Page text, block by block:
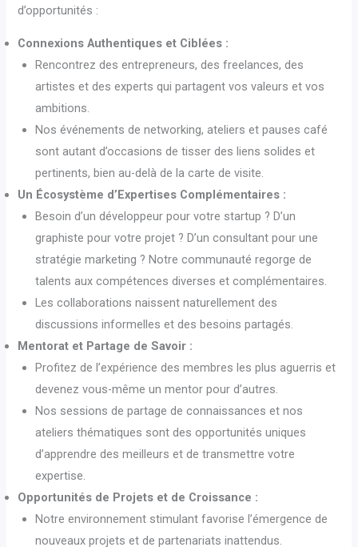
d’opportunités :
Connexions Authentiques et Ciblées :
Rencontrez des entrepreneurs, des freelances, des
artistes et des experts qui partagent vos valeurs et vos
ambitions.
Nos événements de networking, ateliers et pauses café
sont autant d’occasions de tisser des liens solides et
pertinents, bien au-delà de la carte de visite.
Un Écosystème d’Expertises Complémentaires :
Besoin d’un développeur pour votre startup ? D’un
graphiste pour votre projet ? D’un consultant pour une
stratégie marketing ? Notre communauté regorge de
talents aux compétences diverses et complémentaires.
Les collaborations naissent naturellement des
discussions informelles et des besoins partagés.
Mentorat et Partage de Savoir :
Profitez de l’expérience des membres les plus aguerris et
devenez vous-même un mentor pour d’autres.
Nos sessions de partage de connaissances et nos
ateliers thématiques sont des opportunités uniques
d’apprendre des meilleurs et de transmettre votre
expertise.
Opportunités de Projets et de Croissance :
Notre environnement stimulant favorise l’émergence de
nouveaux projets et de partenariats inattendus.